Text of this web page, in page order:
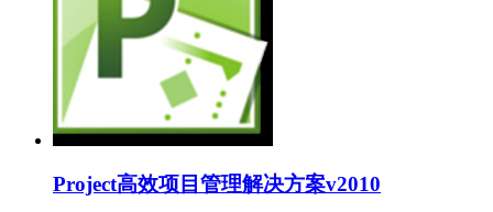
Project高效项目管理解决方案v2010